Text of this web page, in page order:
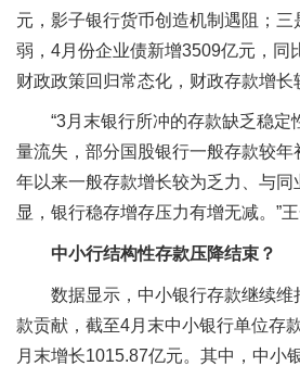
元，影子银行货币创造机制遇阻；
弱，4月份企业债新增3509亿元，同
财政政策回归常态化，财政存款增长
“3月末银行所冲的存款缺乏稳定
量流失，部分国股银行一般存款较年
年以来一般存款增长较为乏力、与同
显，银行稳存增存压力有增无减。”王
中小行结构性存款压降结束？
数据显示，中小银行存款继续
款贡献，截至4月末中小银行单位存
月末增长1015.87亿元。其中，中小